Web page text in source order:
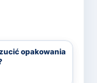
opakowania